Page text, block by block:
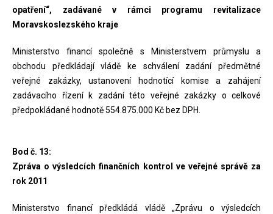
opatření“, zadávané v rámci programu revitalizace
Moravskoslezského kraje
Ministerstvo financí společně s Ministerstvem průmyslu a
obchodu předkládají vládě ke schválení zadání předmětné
veřejné zakázky, ustanovení hodnotící komise a zahájení
zadávacího řízení k zadání této veřejné zakázky o celkové
předpokládané hodnotě 554.875.000 Kč bez DPH.
Bod č. 13:
Zpráva o výsledcích finančních kontrol ve veřejné správě za
rok 2011
Ministerstvo financí předkládá vládě „Zprávu o výsledcích